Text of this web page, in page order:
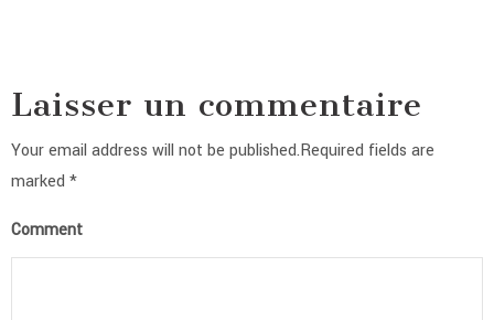
Laisser un commentaire
Your email address will not be published.Required fields are
marked *
Comment